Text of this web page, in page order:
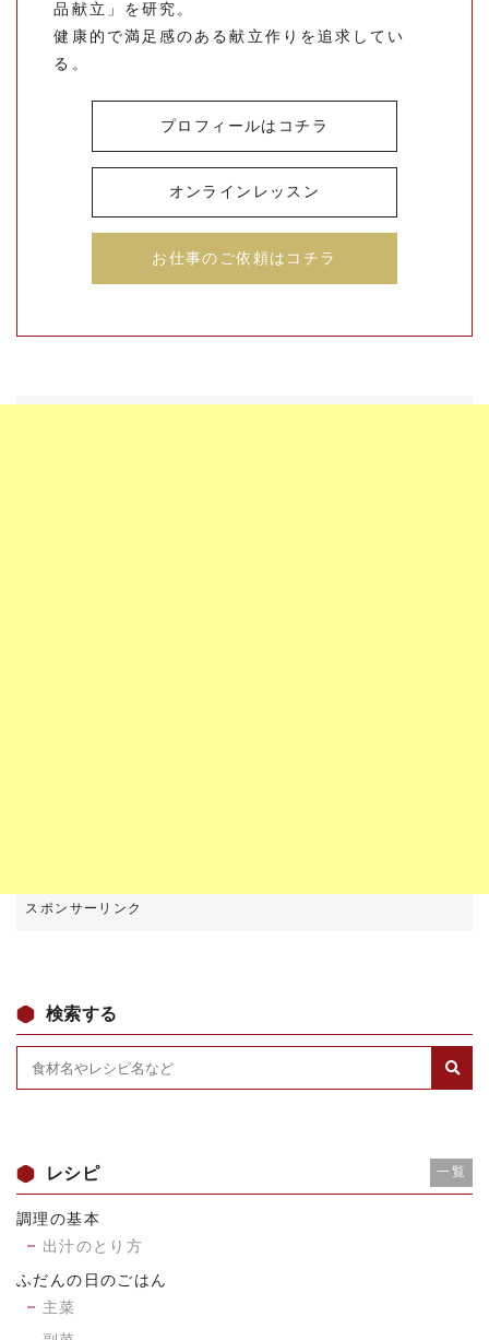
品献立」を研究。
健康的で満足感のある献立作りを追求してい
る。
プロフィールはコチラ
オンラインレッスン
お仕事のご依頼はコチラ
検索する
レシピ 一覧
調理の基本
出汁のとり方
ふだんの日のごはん
主菜